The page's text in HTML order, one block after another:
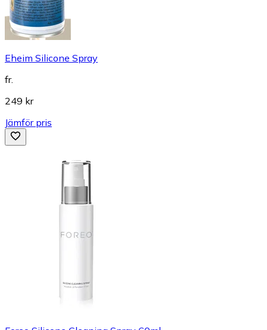
Eheim Silicone Spray
fr.
249 kr
Jämför pris